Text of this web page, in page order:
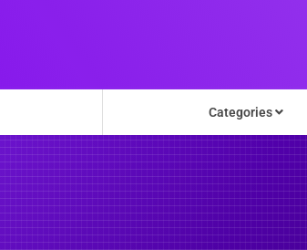
Categories